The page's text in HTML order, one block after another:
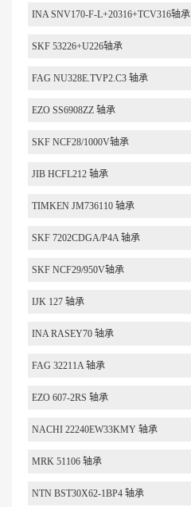
INA SNV170-F-L+20316+TCV316轴承
SKF 53226+U226轴承
FAG NU328E.TVP2.C3 轴承
EZO SS6908ZZ 轴承
SKF NCF28/1000V轴承
JIB HCFL212 轴承
TIMKEN JM736110 轴承
SKF 7202CDGA/P4A 轴承
SKF NCF29/950V轴承
IJK 127 轴承
INA RASEY70 轴承
FAG 32211A 轴承
EZO 607-2RS 轴承
NACHI 22240EW33KMY 轴承
MRK 51106 轴承
NTN BST30X62-1BP4 轴承